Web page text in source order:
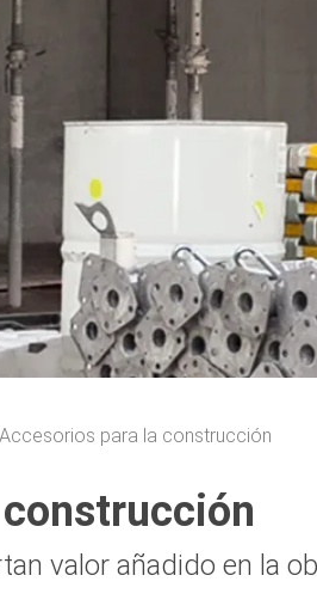
Accesorios para la construcción
valor añadido en la